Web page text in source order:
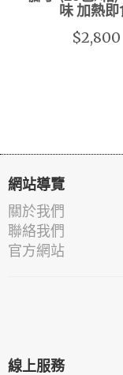
味 加熱即
$2,800
網站導覽
關於我們
聯絡我們
官方網站
線上服務